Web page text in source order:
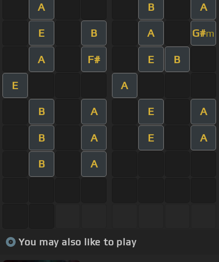
A B A
E B A G#m
A F# E B
E A
B A E A
B A E A
B A
You may also like to play